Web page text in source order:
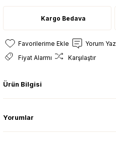
Kargo Bedava
Yorum Yaz
Fiyat Alarmı
Karşılaştır
Ürün Bilgisi
Yorumlar